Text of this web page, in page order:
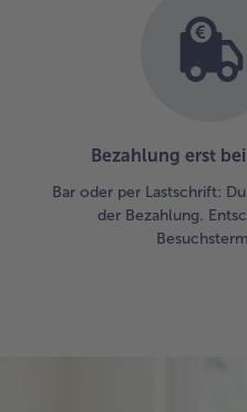
Bezahlung erst
Bar oder per Lastschrift:
der Bezahlung.